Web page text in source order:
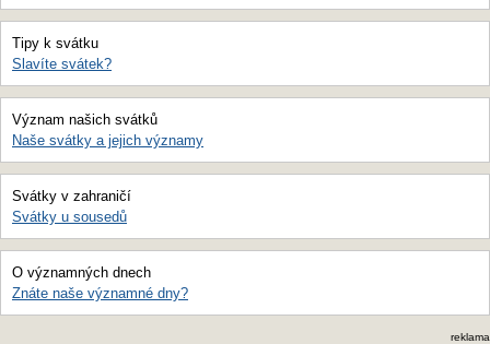
Tipy k svátku
Slavíte svátek?
Význam našich svátků
Naše svátky a jejich významy
Svátky v zahraničí
Svátky u sousedů
O významných dnech
Znáte naše významné dny?
reklama